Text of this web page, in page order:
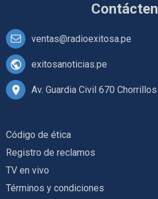
ventas@radioexitosa.pe
exitosanoticias.pe
Av. Guardia Civil 670 Chorrillos
Código de ética
Registro de reclamos
TV en vivo
Términos y condiciones